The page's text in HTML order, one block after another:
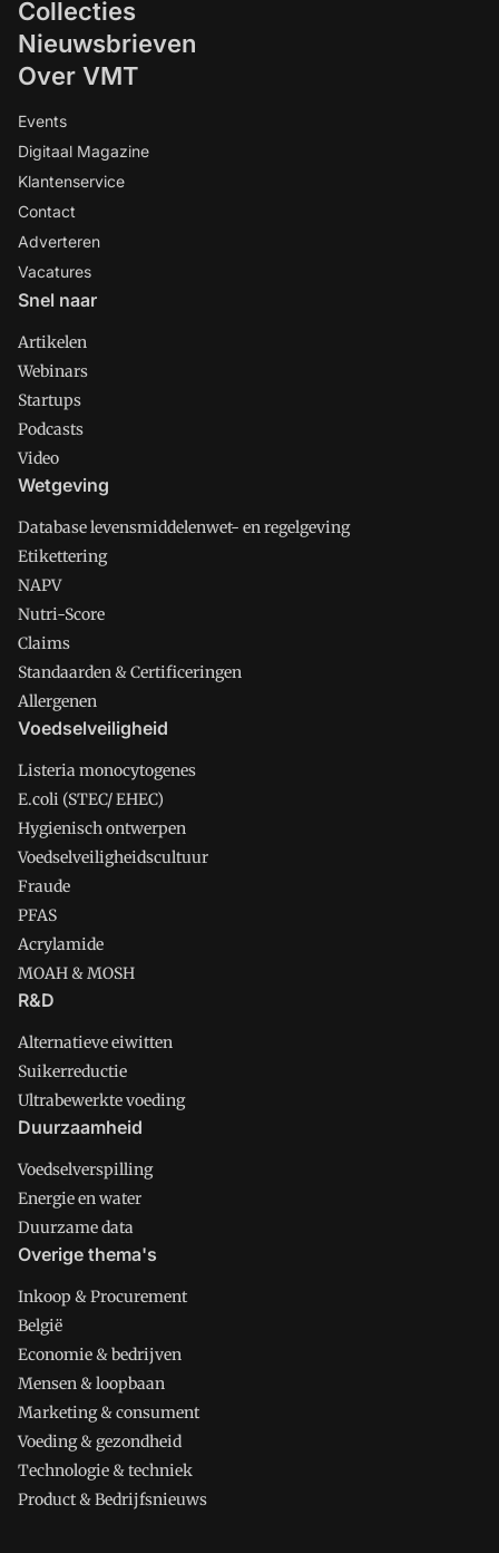
Collecties
Nieuwsbrieven
Over VMT
Events
Digitaal Magazine
Klantenservice
Contact
Adverteren
Vacatures
Snel naar
Artikelen
Webinars
Startups
Podcasts
Video
Wetgeving
Database levensmiddelenwet- en regelgeving
Etikettering
NAPV
Nutri-Score
Claims
Standaarden & Certificeringen
Allergenen
Voedselveiligheid
Listeria monocytogenes
E.coli (STEC/ EHEC)
Hygienisch ontwerpen
Voedselveiligheidscultuur
Fraude
PFAS
Acrylamide
MOAH & MOSH
R&D
Alternatieve eiwitten
Suikerreductie
Ultrabewerkte voeding
Duurzaamheid
Voedselverspilling
Energie en water
Duurzame data
Overige thema's
Inkoop & Procurement
België
Economie & bedrijven
Mensen & loopbaan
Marketing & consument
Voeding & gezondheid
Technologie & techniek
Product & Bedrijfsnieuws